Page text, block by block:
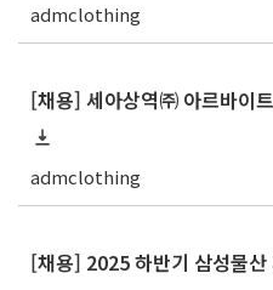
admclothing
[채용] 세아상역㈜ 아르바이
admclothing
[채용] 2025 하반기 삼성물